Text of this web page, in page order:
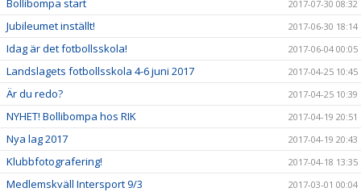
2017-07-30 08:32
Jubileumet inställt! 2017-06-30 18:14
Idag är det fotbollsskola! 2017-06-04 00:05
Landslagets fotbollsskola 4-6 juni 2017 2017-04-25 10:45
Är du redo? 2017-04-25 10:39
NYHET! Bollibompa hos RIK 2017-04-19 20:51
Nya lag 2017 2017-04-19 20:43
Klubbfotografering! 2017-04-18 13:35
Medlemskväll Intersport 9/3 2017-03-01 00:04